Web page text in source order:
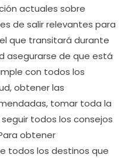
actuales sobre
de salir relevantes para
que transitará durante
asegurarse de que está
con todos los
obtener las
tomar toda la
todos los consejos
obtener
todos los destinos que